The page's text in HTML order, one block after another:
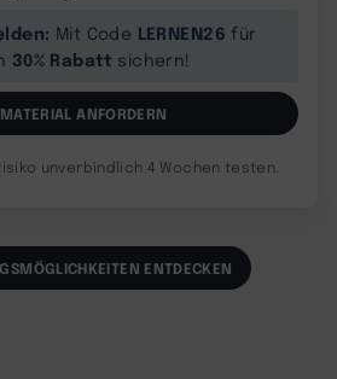
Mit Code LERNEN26 für
30% Rabatt sichern!
ANFORDERN
unverbindlich 4 Wochen testen.
ENTDECKEN